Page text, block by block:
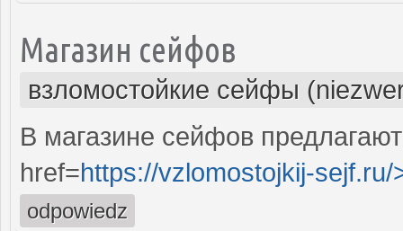
Магазин сейфов
взломостойкие сейфы
В магазине сейфов
href=https://vzlomostojkij-sejf.ru/
odpowiedz